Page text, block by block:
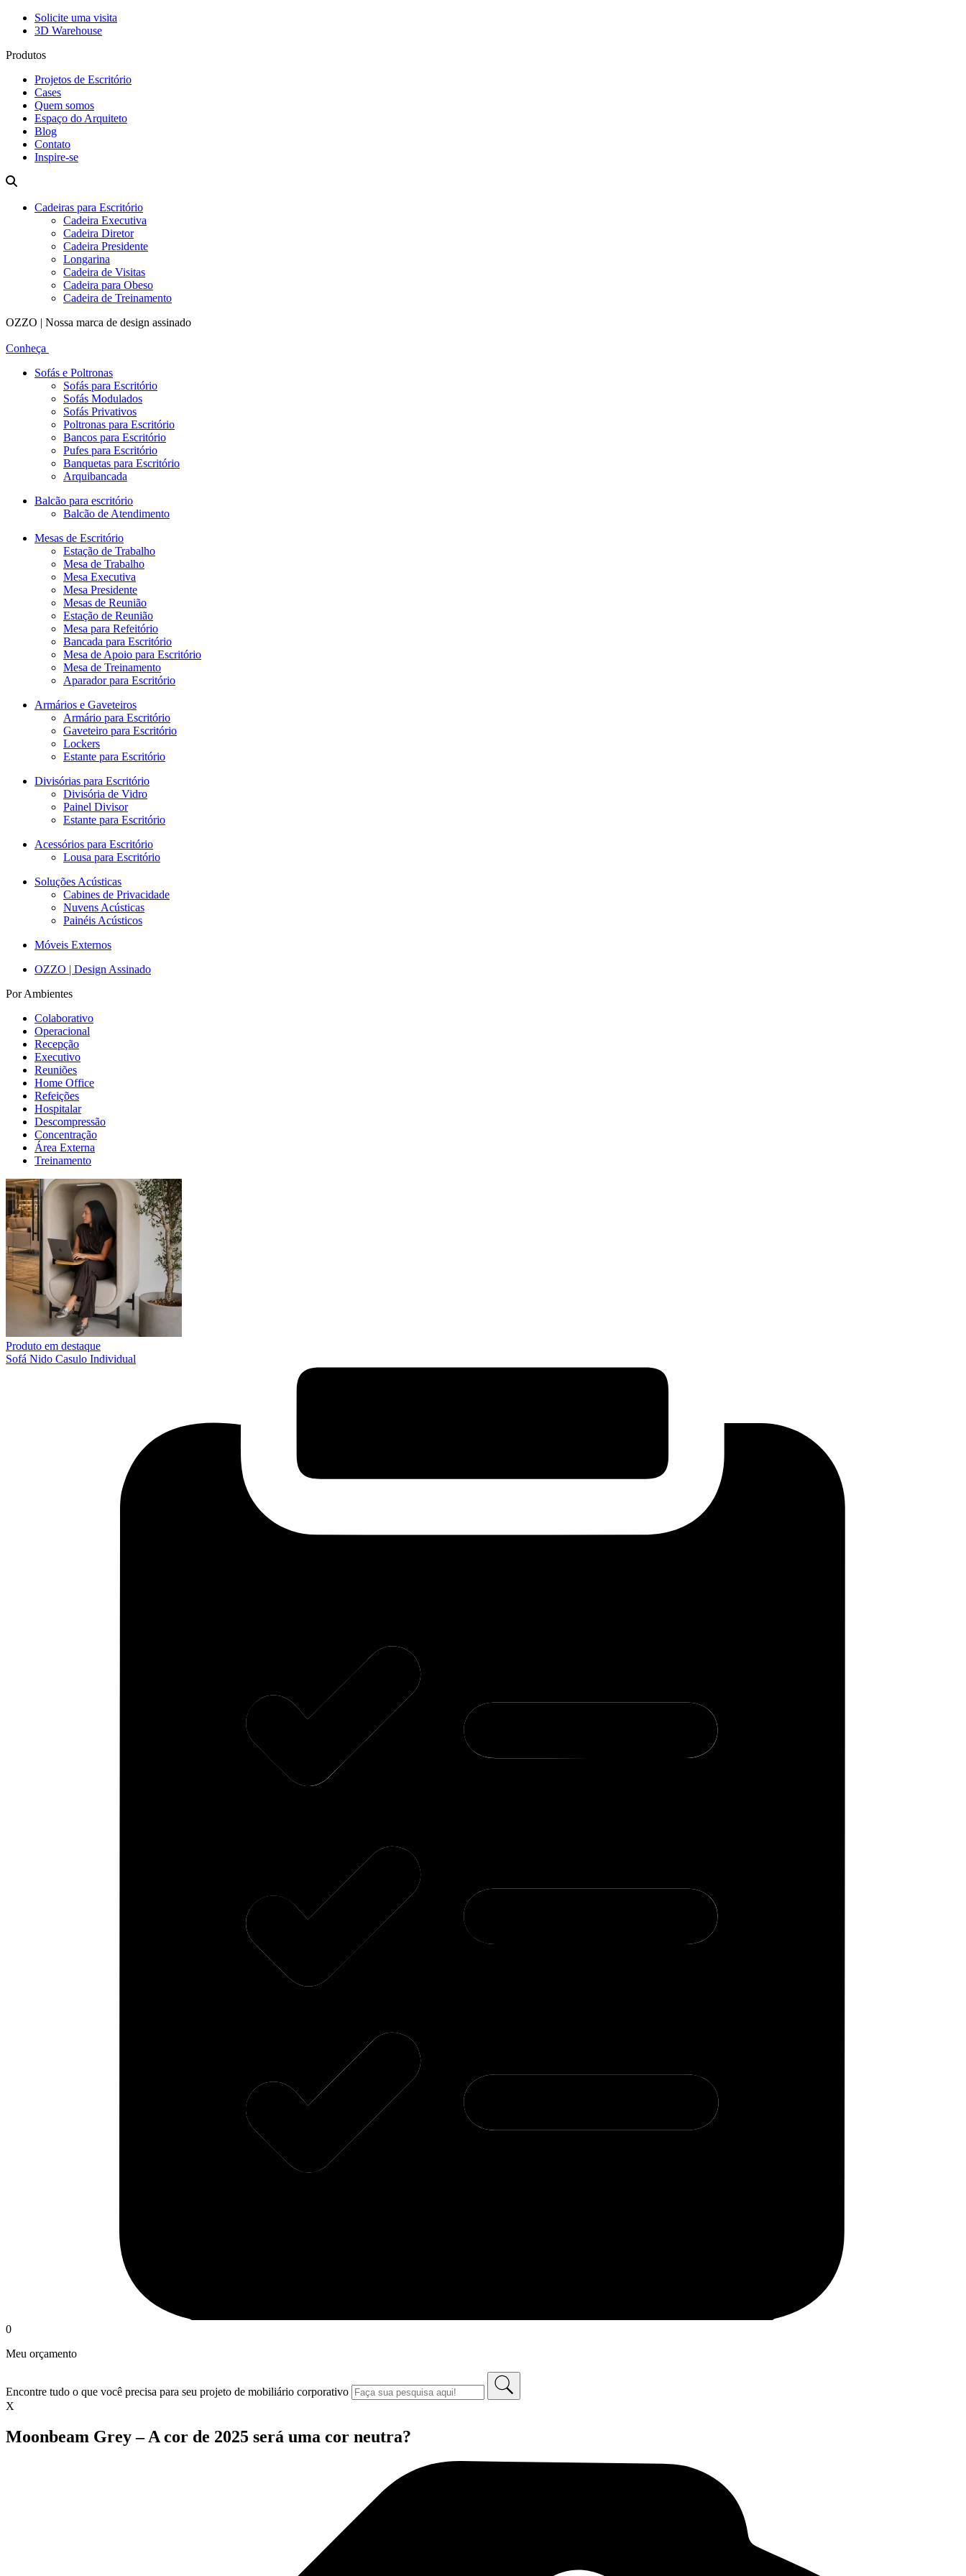
Solicite uma visita
3D Warehouse
Produtos
Projetos de Escritório
Cases
Quem somos
Espaço do Arquiteto
Blog
Contato
Inspire-se
Cadeiras para Escritório
Cadeira Executiva
Cadeira Diretor
Cadeira Presidente
Longarina
Cadeira de Visitas
Cadeira para Obeso
Cadeira de Treinamento
OZZO | Nossa marca de design assinado
Conheça
Sofás e Poltronas
Sofás para Escritório
Sofás Modulados
Sofás Privativos
Poltronas para Escritório
Bancos para Escritório
Pufes para Escritório
Banquetas para Escritório
Arquibancada
Balcão para escritório
Balcão de Atendimento
Mesas de Escritório
Estação de Trabalho
Mesa de Trabalho
Mesa Executiva
Mesa Presidente
Mesas de Reunião
Estação de Reunião
Mesa para Refeitório
Bancada para Escritório
Mesa de Apoio para Escritório
Mesa de Treinamento
Aparador para Escritório
Armários e Gaveteiros
Armário para Escritório
Gaveteiro para Escritório
Lockers
Estante para Escritório
Divisórias para Escritório
Divisória de Vidro
Painel Divisor
Estante para Escritório
Acessórios para Escritório
Lousa para Escritório
Soluções Acústicas
Cabines de Privacidade
Nuvens Acústicas
Painéis Acústicos
Móveis Externos
OZZO | Design Assinado
Por Ambientes
Colaborativo
Operacional
Recepção
Executivo
Reuniões
Home Office
Refeições
Hospitalar
Descompressão
Concentração
Área Externa
Treinamento
Produto em destaque
Sofá Nido Casulo Individual
0
Meu orçamento
Encontre tudo o que você precisa para seu projeto de mobiliário corporativo
X
Moonbeam Grey – A cor de 2025 será uma cor neutra?